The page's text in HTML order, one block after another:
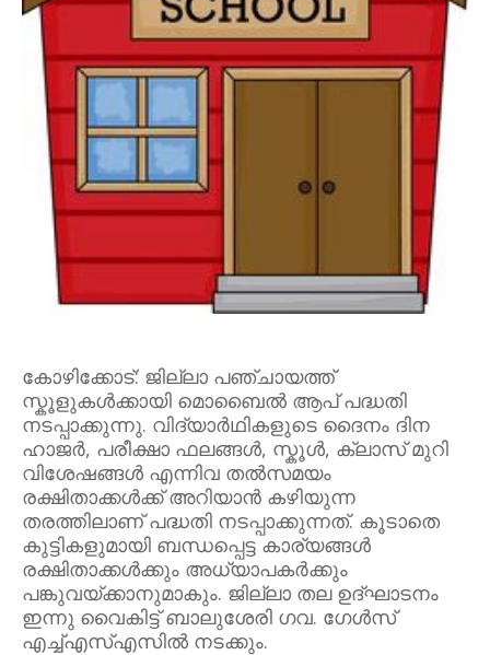
കോഴിക്കോട്: ജില്ലാ പഞ്ചായത്ത്
സ്കൂളുകൾക്കായി മൊബൈൽ ആപ് പദ്ധതി
നടപ്പാക്കുന്നു. വിദ്യാർഥികളുടെ ദൈനം ദിന
ഹാജർ, പരീക്ഷാ ഫലങ്ങൾ, സ്കൂൾ, ക്ലാസ് മുറി
വിശേഷങ്ങൾ എന്നിവ തൽസമയം
രക്ഷിതാക്കൾക്ക് അറിയാൻ കഴിയുന്ന
തരത്തിലാണ് പദ്ധതി നടപ്പാക്കുന്നത്. കൂടാതെ
കുട്ടികളുമായി ബന്ധപ്പെട്ട കാര്യങ്ങൾ
രക്ഷിതാക്കൾക്കും അധ്യാപകർക്കും
പങ്കുവയ്ക്കാനുമാകും. ജില്ലാ തല ഉദ്ഘാടനം
ഇന്നു വൈകിട്ട് ബാലുശേരി ഗവ. ഗേൾസ്
എച്ച്എസ്എസിൽ നടക്കും.